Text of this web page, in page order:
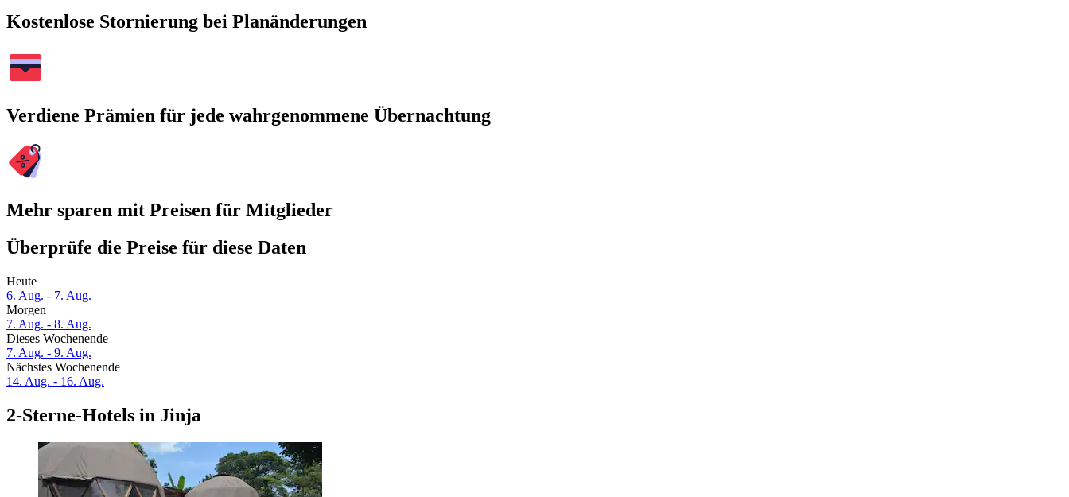
Kostenlose Stornierung bei Planänderungen
Verdiene Prämien für jede wahrgenommene Übernachtung
Mehr sparen mit Preisen für Mitglieder
Überprüfe die Preise für diese Daten
Heute
6. Aug. - 7. Aug.
Morgen
7. Aug. - 8. Aug.
Dieses Wochenende
7. Aug. - 9. Aug.
Nächstes Wochenende
14. Aug. - 16. Aug.
2-Sterne-Hotels in Jinja